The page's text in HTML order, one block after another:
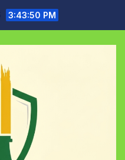
3:43:50 PM